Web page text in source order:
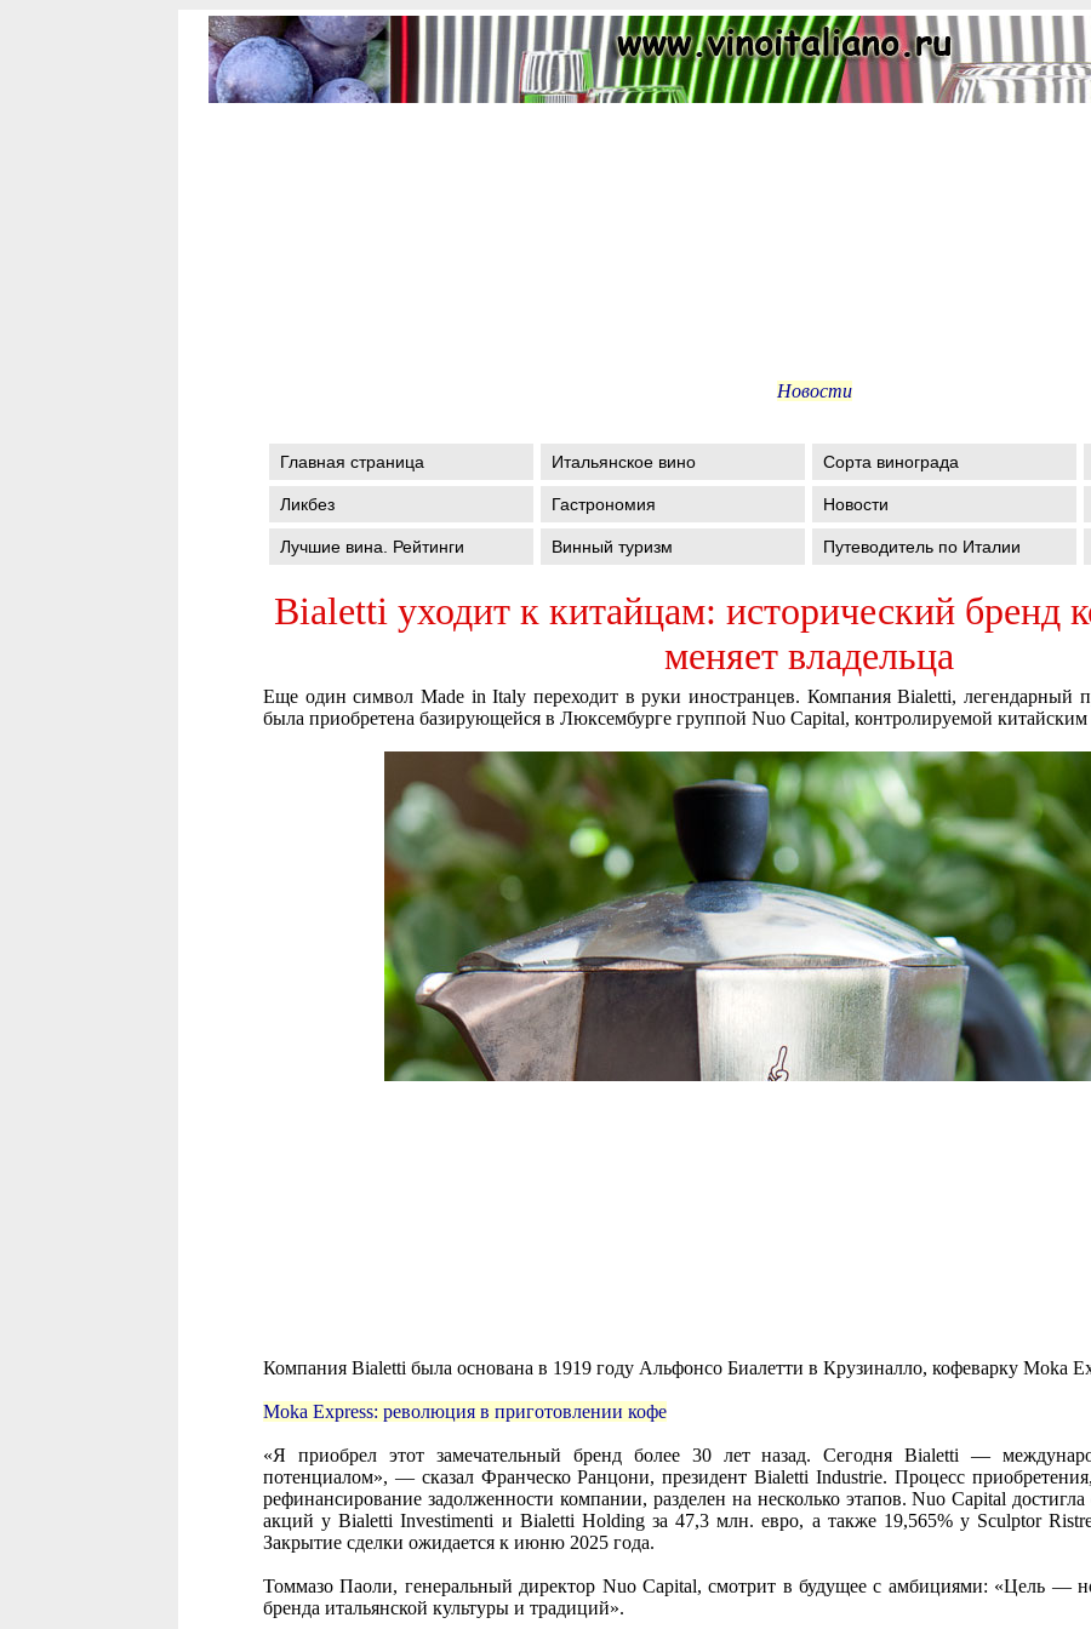
Новости
Главная страница Итальянское вино Сорта винограда
Ликбез Гастрономия Новости
Лучшие вина. Рейтинги Винный туризм Путеводитель по Италии
Bialetti уходит к китайцам: исторический бренд
меняет владельца
Еще один символ Made in Italy переходит в руки иностранцев. Компания Bialetti, легендарный
была приобретена базирующейся в Люксембурге группой Nuo Capital, контролируемой
Компания Bialetti была основана в 1919 году Альфонсо Биалетти в Крузиналло, кофеварку Moka
Moka Express: революция в приготовлении кофе
«Я приобрел этот замечательный бренд более 30 лет назад. Сегодня Bialetti —
потенциалом», — сказал Франческо Ранцони, президент Bialetti Industrie. Процесс
рефинансирование задолженности компании, разделен на несколько этапов. Nuo Capital
акций у Bialetti Investimenti и Bialetti Holding за 47,3 млн. евро, а также 19,565% у Sculptor
Закрытие сделки ожидается к июню 2025 года.
Томмазо Паоли, генеральный директор Nuo Capital, смотрит в будущее с амбициями: «Цель —
бренда итальянской культуры и традиций».